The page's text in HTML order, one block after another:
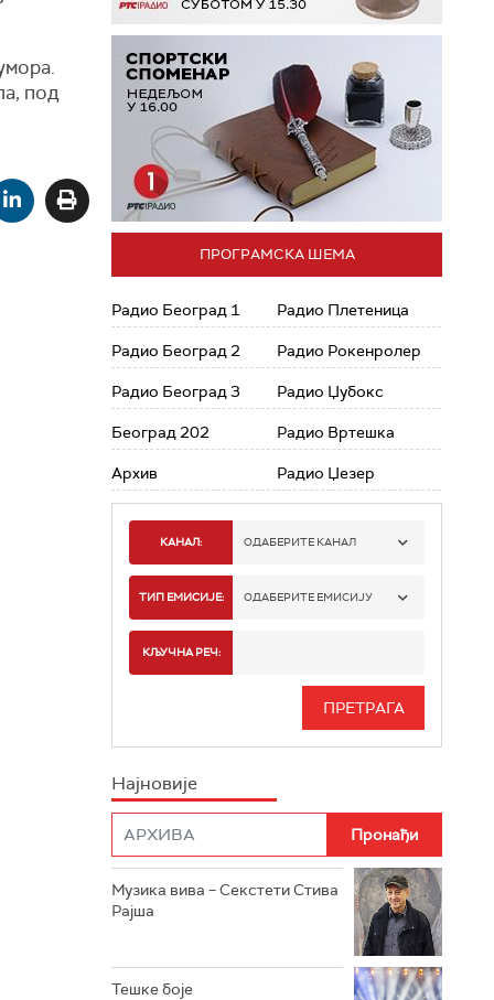
под
ПРОГРАМСКА ШЕМА
Радио Београд 1
Радио Београд 2
Радио Београд 3
Београд 202
Архив
Радио Плетеница
Радио Рокенролер
Радио Џубокс
Радио Вртешка
Радио Џезер
КАНАЛ: ОДАБЕРИТЕ КАНАЛ
РАДИО БЕОГРАД 1
РАДИО БЕОГРАД 3
РАДИО РОКЕНРОЛЕР
РАДИО ЏУБОКС
РАДИО ВРТЕШКА
РАДИО ЏЕЗЕР
ТИП ЕМИСИЈЕ: ОДАБЕРИТЕ ЕМИСИЈУ
ИНФО
КЉУЧНА РЕЧ:
Најновије
Музика вива – Секстети Стива
Рајша
Тешке боје